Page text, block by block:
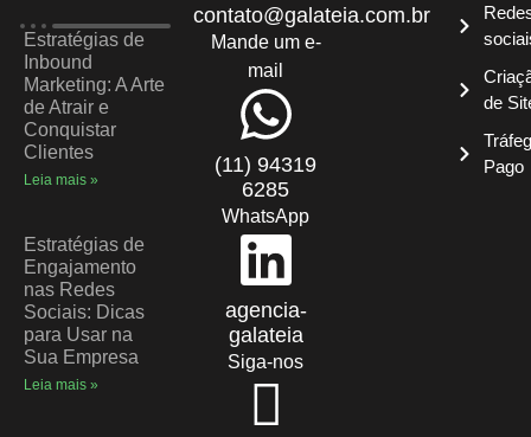
Estratégias de
Inbound
Marketing: A Arte
de Atrair e
Conquistar
Clientes
Leia mais »
Estratégias de
Engajamento
nas Redes
Sociais: Dicas
para Usar na
Sua Empresa
Leia mais »
contato@galateia.com.br
Mande um e-
mail
(11) 94319
6285
WhatsApp
agencia-
galateia
Siga-nos
de
Pago